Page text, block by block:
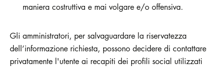
maniera costruttiva e mai volgare e/o offensiva.
Gli amministratori, per salvaguardare la riservatezza
dell’informazione richiesta, possono decidere di contattare
privatamente l'utente ai recapiti dei profili social utilizzati